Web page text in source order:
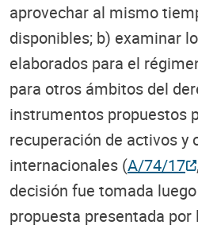
aprovechar al mismo
disponibles; b) examinar
elaborados para el
para otros ámbitos del
instrumentos propuestos
recuperación de activos
internacionales (A/74/17
decisión fue tomada
propuesta presentada por